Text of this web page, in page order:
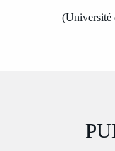
(Université